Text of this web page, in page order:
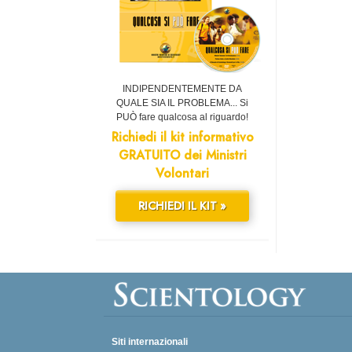
INDIPENDENTEMENTE DA
QUALE SIA IL PROBLEMA... Si
PUÒ fare qualcosa al riguardo!
Richiedi il kit informativo
GRATUITO dei Ministri
Volontari
RICHIEDI IL KIT »
Siti internazionali